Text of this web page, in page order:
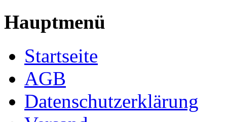
Hauptmenü
Startseite
AGB
Datenschutzerklärung